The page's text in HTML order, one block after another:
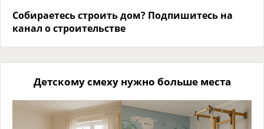
Собираетесь строить дом? Подпишитесь на
канал о строительстве
Детскому смеху нужно больше места